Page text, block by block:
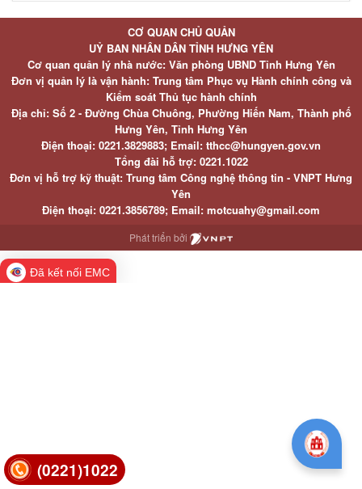
(0221)1022
CƠ QUAN CHỦ QUẢN
UỶ BAN NHÂN DÂN TỈNH HƯNG YÊN
Cơ quan quản lý nhà nước: Văn phòng UBND Tỉnh Hưng Yên
Đơn vị quản lý là vận hành: Trung tâm Phục vụ Hành chính công và
Kiểm soát Thủ tục hành chính
Địa chỉ: Số 2 - Đường Chùa Chuông, Phường Hiến Nam, Thành phố
Hưng Yên, Tỉnh Hưng Yên
Điện thoại: 0221.3829883; Email: tthcc@hungyen.gov.vn
Tổng đài hỗ trợ: 0221.1022
Đơn vị hỗ trợ kỹ thuật: Trung tâm Công nghệ thông tin - VNPT Hưng
Yên
Điện thoại: 0221.3856789; Email: motcuahy@gmail.com
Phát triển bởi
Đã kết nối EMC